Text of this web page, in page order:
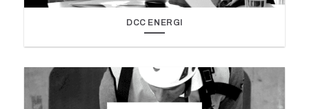
DCC ENERGI